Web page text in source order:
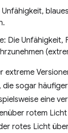
Die Unfähigkeit,
extreme
die sogar
eine
rotem
rotes Licht